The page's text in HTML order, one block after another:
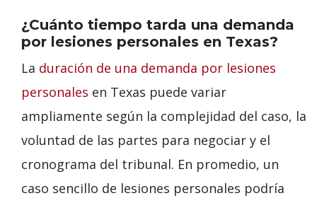
¿Cuánto tiempo tarda una demanda
por lesiones personales en Texas?
La duración de una demanda por lesiones
personales en Texas puede variar
ampliamente según la complejidad del caso, la
voluntad de las partes para negociar y el
cronograma del tribunal. En promedio, un
caso sencillo de lesiones personales podría